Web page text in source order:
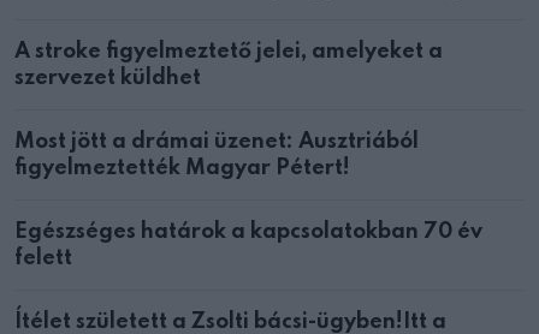
A stroke figyelmeztető jelei, amelyeket a
szervezet küldhet
Most jött a drámai üzenet: Ausztriából
figyelmeztették Magyar Pétert!
Egészséges határok a kapcsolatokban 70 év
felett
Ítélet született a Zsolti bácsi-ügyben!Itt a